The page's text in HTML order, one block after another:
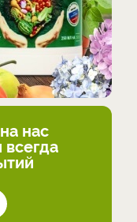
нас
всегда